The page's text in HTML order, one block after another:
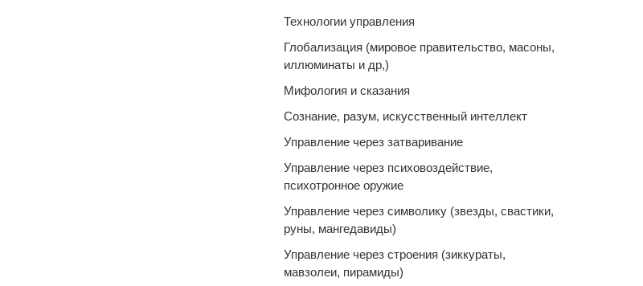
Технологии управления
Глобализация (мировое правительство, масоны,
иллюминаты и др,)
Мифология и сказания
Сознание, разум, искусственный интеллект
Управление через затваривание
Управление через психовоздействие,
психотронное оружие
Управление через символику (звезды, свастики,
руны, мангедавиды)
Управление через строения (зиккураты,
мавзолеи, пирамиды)